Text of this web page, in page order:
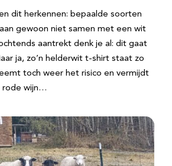
dit herkennen: bepaalde soorten
gewoon niet samen met een wit
aantrekt denk je al: dit gaat
ja, zo’n helderwit t-shirt staat zo
toch weer het risico en vermijdt
rode wijn…